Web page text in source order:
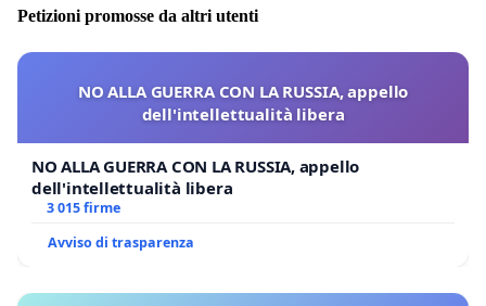
Petizioni promosse da altri utenti
NO ALLA GUERRA CON LA RUSSIA, appello
dell'intellettualità libera
NO ALLA GUERRA CON LA RUSSIA, appello
dell'intellettualità libera
3 015 firme
Avviso di trasparenza